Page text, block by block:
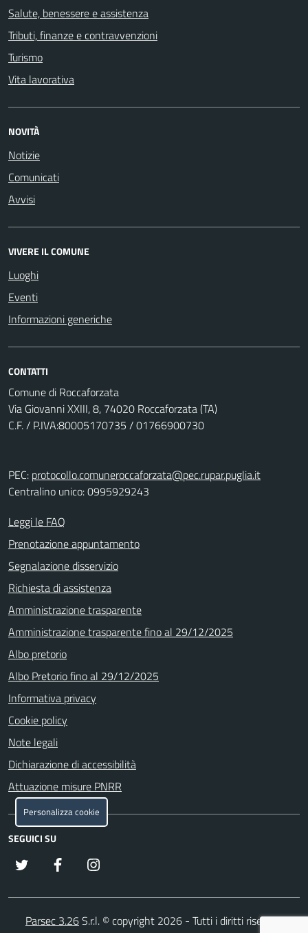
Salute, benessere e assistenza
Tributi, finanze e contravvenzioni
Turismo
Vita lavorativa
NOVITÀ
Notizie
Comunicati
Avvisi
VIVERE IL COMUNE
Luoghi
Eventi
Informazioni generiche
CONTATTI
Comune di Roccaforzata
Via Giovanni XXIII, 8, 74020 Roccaforzata (TA)
C.F. / P.IVA:80005170735 / 01766900730
PEC: protocollo.comuneroccaforzata@pec.rupar.puglia.it
Centralino unico: 0995929243
Leggi le FAQ
Prenotazione appuntamento
Segnalazione disservizio
Richiesta di assistenza
Amministrazione trasparente
Amministrazione trasparente fino al 29/12/2025
Albo pretorio
Albo Pretorio fino al 29/12/2025
Informativa privacy
Cookie policy
Note legali
Dichiarazione di accessibilità
Attuazione misure PNRR
SEGUICI SU
Facebook
Parsec 3.26S.r.l. © copyright 2026 - Tutti i diritti riservati
Personalizza cookie